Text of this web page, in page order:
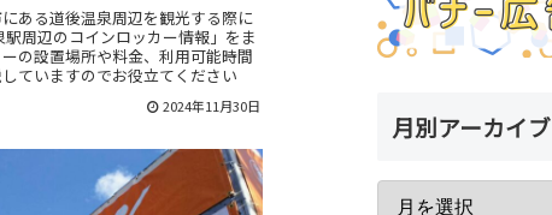
ある道後温泉周辺を観光する際に
周辺のコインロッカー情報」をま
の設置場所や料金、利用可能時間
ていますのでお役立てください
2024年11月30日
月別アーカイブ